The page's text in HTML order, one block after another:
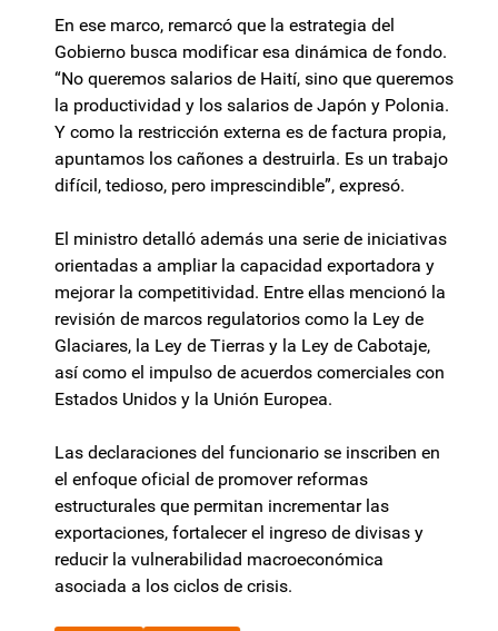
En ese marco, remarcó que la estrategia del
Gobierno busca modificar esa dinámica de fondo.
“No queremos salarios de Haití, sino que queremos
la productividad y los salarios de Japón y Polonia.
Y como la restricción externa es de factura propia,
apuntamos los cañones a destruirla. Es un trabajo
difícil, tedioso, pero imprescindible”, expresó.
El ministro detalló además una serie de iniciativas
orientadas a ampliar la capacidad exportadora y
mejorar la competitividad. Entre ellas mencionó la
revisión de marcos regulatorios como la Ley de
Glaciares, la Ley de Tierras y la Ley de Cabotaje,
así como el impulso de acuerdos comerciales con
Estados Unidos y la Unión Europea.
Las declaraciones del funcionario se inscriben en
el enfoque oficial de promover reformas
estructurales que permitan incrementar las
exportaciones, fortalecer el ingreso de divisas y
reducir la vulnerabilidad macroeconómica
asociada a los ciclos de crisis.